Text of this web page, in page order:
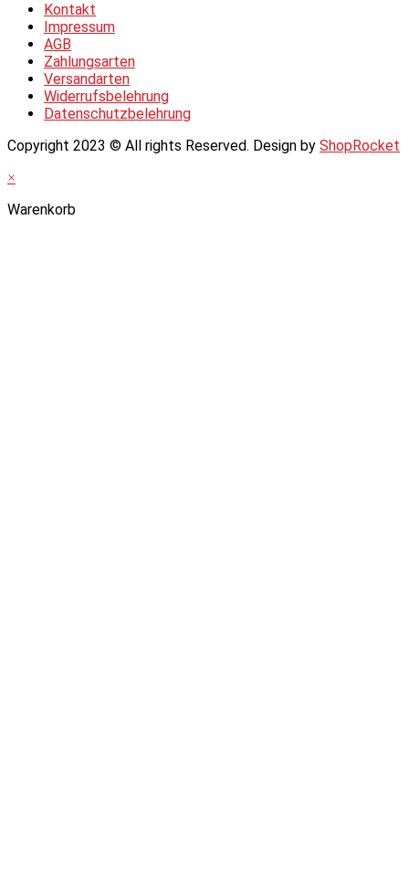
Kontakt
Impressum
AGB
Zahlungsarten
Versandarten
Widerrufsbelehrung
Datenschutzbelehrung
Copyright 2023 © All rights Reserved. Design by ShopRocket
×
Warenkorb